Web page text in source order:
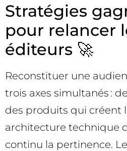
Stratégies
pour relancer
éditeurs 🚀
Reconstituer une
trois axes simultanés :
des produits qui créent
architecture technique
continu la pertinence.